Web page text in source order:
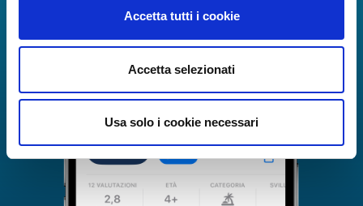
Accetta tutti i cookie
Accetta selezionati
Usa solo i cookie necessari